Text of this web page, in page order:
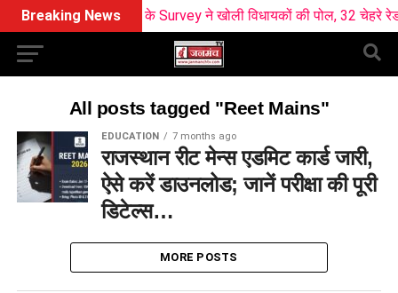
Breaking NewsBJP के Survey ने खोली विधायकों की पोल, 32 चेहरे रेड
All posts tagged "Reet Mains"
EDUCATION 7 months ago
राजस्थान रीट मेन्स एडमिट कार्ड जारी,
ऐसे करें डाउनलोड; जानें परीक्षा की पूरी
डिटेल्स…
MORE POSTS